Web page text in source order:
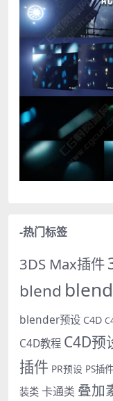
-热门标签
3DS Max插件
blend
blender预设 C4D
C4D教程 C4D预
插件 PR预设 PS插件
装类 卡通类 叠加